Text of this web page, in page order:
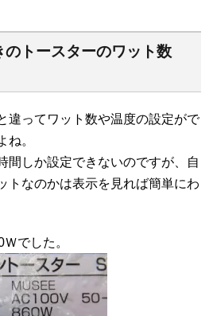
のトースターのワット数
違ってワット数や温度の設定がで
ね。
間しか設定できないのですが、自
トなのかは表示を見れば簡単にわ
でした。